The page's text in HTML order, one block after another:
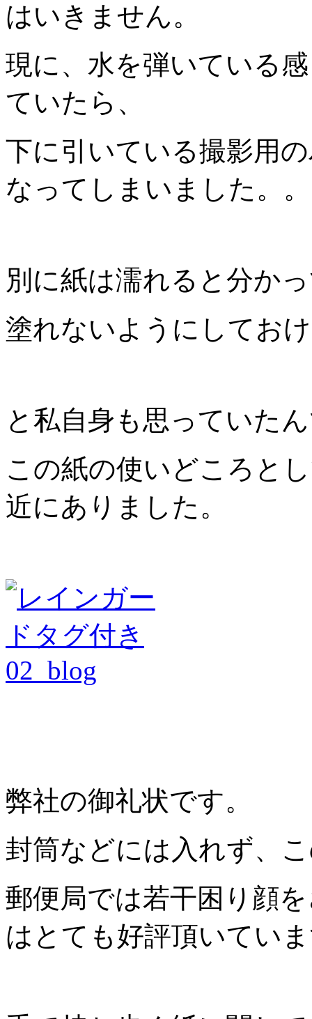
はいきません。
現に、水を弾いている
ていたら、
下に引いている撮影用
なってしまいました。
別に紙は濡れると分か
塗れないようにしてお
と私自身も思っていた
この紙の使いどころと
近にありました。
弊社の御礼状です。
封筒などには入れず、
郵便局では若干困り顔
はとても好評頂いてい